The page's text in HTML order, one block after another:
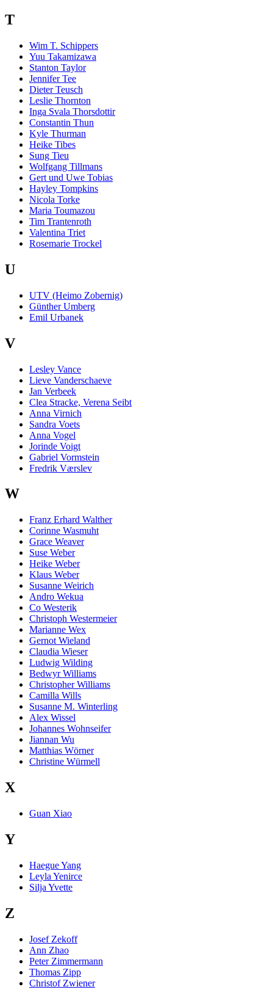
T
Wim T. Schippers
Yuu Takamizawa
Stanton Taylor
Jennifer Tee
Dieter Teusch
Leslie Thornton
Inga Svala Thorsdottir
Constantin Thun
Kyle Thurman
Heike Tibes
Sung Tieu
Wolfgang Tillmans
Gert und Uwe Tobias
Hayley Tompkins
Nicola Torke
Maria Toumazou
Tim Trantenroth
Valentina Triet
Rosemarie Trockel
U
UTV (Heimo Zobernig)
Günther Umberg
Emil Urbanek
V
Lesley Vance
Lieve Vanderschaeve
Jan Verbeek
Clea Stracke, Verena Seibt
Anna Virnich
Sandra Voets
Anna Vogel
Jorinde Voigt
Gabriel Vormstein
Fredrik Værslev
W
Franz Erhard Walther
Corinne Wasmuht
Grace Weaver
Suse Weber
Heike Weber
Klaus Weber
Susanne Weirich
Andro Wekua
Co Westerik
Christoph Westermeier
Marianne Wex
Gernot Wieland
Claudia Wieser
Ludwig Wilding
Bedwyr Williams
Christopher Williams
Camilla Wills
Susanne M. Winterling
Alex Wissel
Johannes Wohnseifer
Jiannan Wu
Matthias Wörner
Christine Würmell
X
Guan Xiao
Y
Haegue Yang
Leyla Yenirce
Silja Yvette
Z
Josef Zekoff
Ann Zhao
Peter Zimmermann
Thomas Zipp
Christof Zwiener